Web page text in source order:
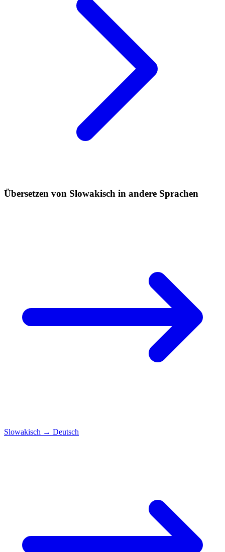
Übersetzen von Slowakisch in andere Sprachen
Slowakisch → Deutsch